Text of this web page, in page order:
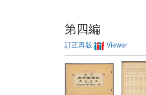
第四編
訂正再版 Viewer